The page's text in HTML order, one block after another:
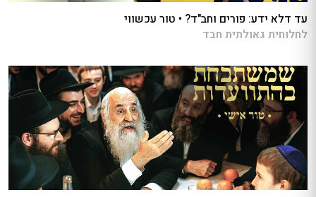
עד דלא ידע: פורים וחב"ד? • טור עכשווי
לחלוחית גאולתית חבד